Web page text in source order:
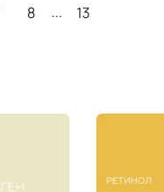
8 ... 13